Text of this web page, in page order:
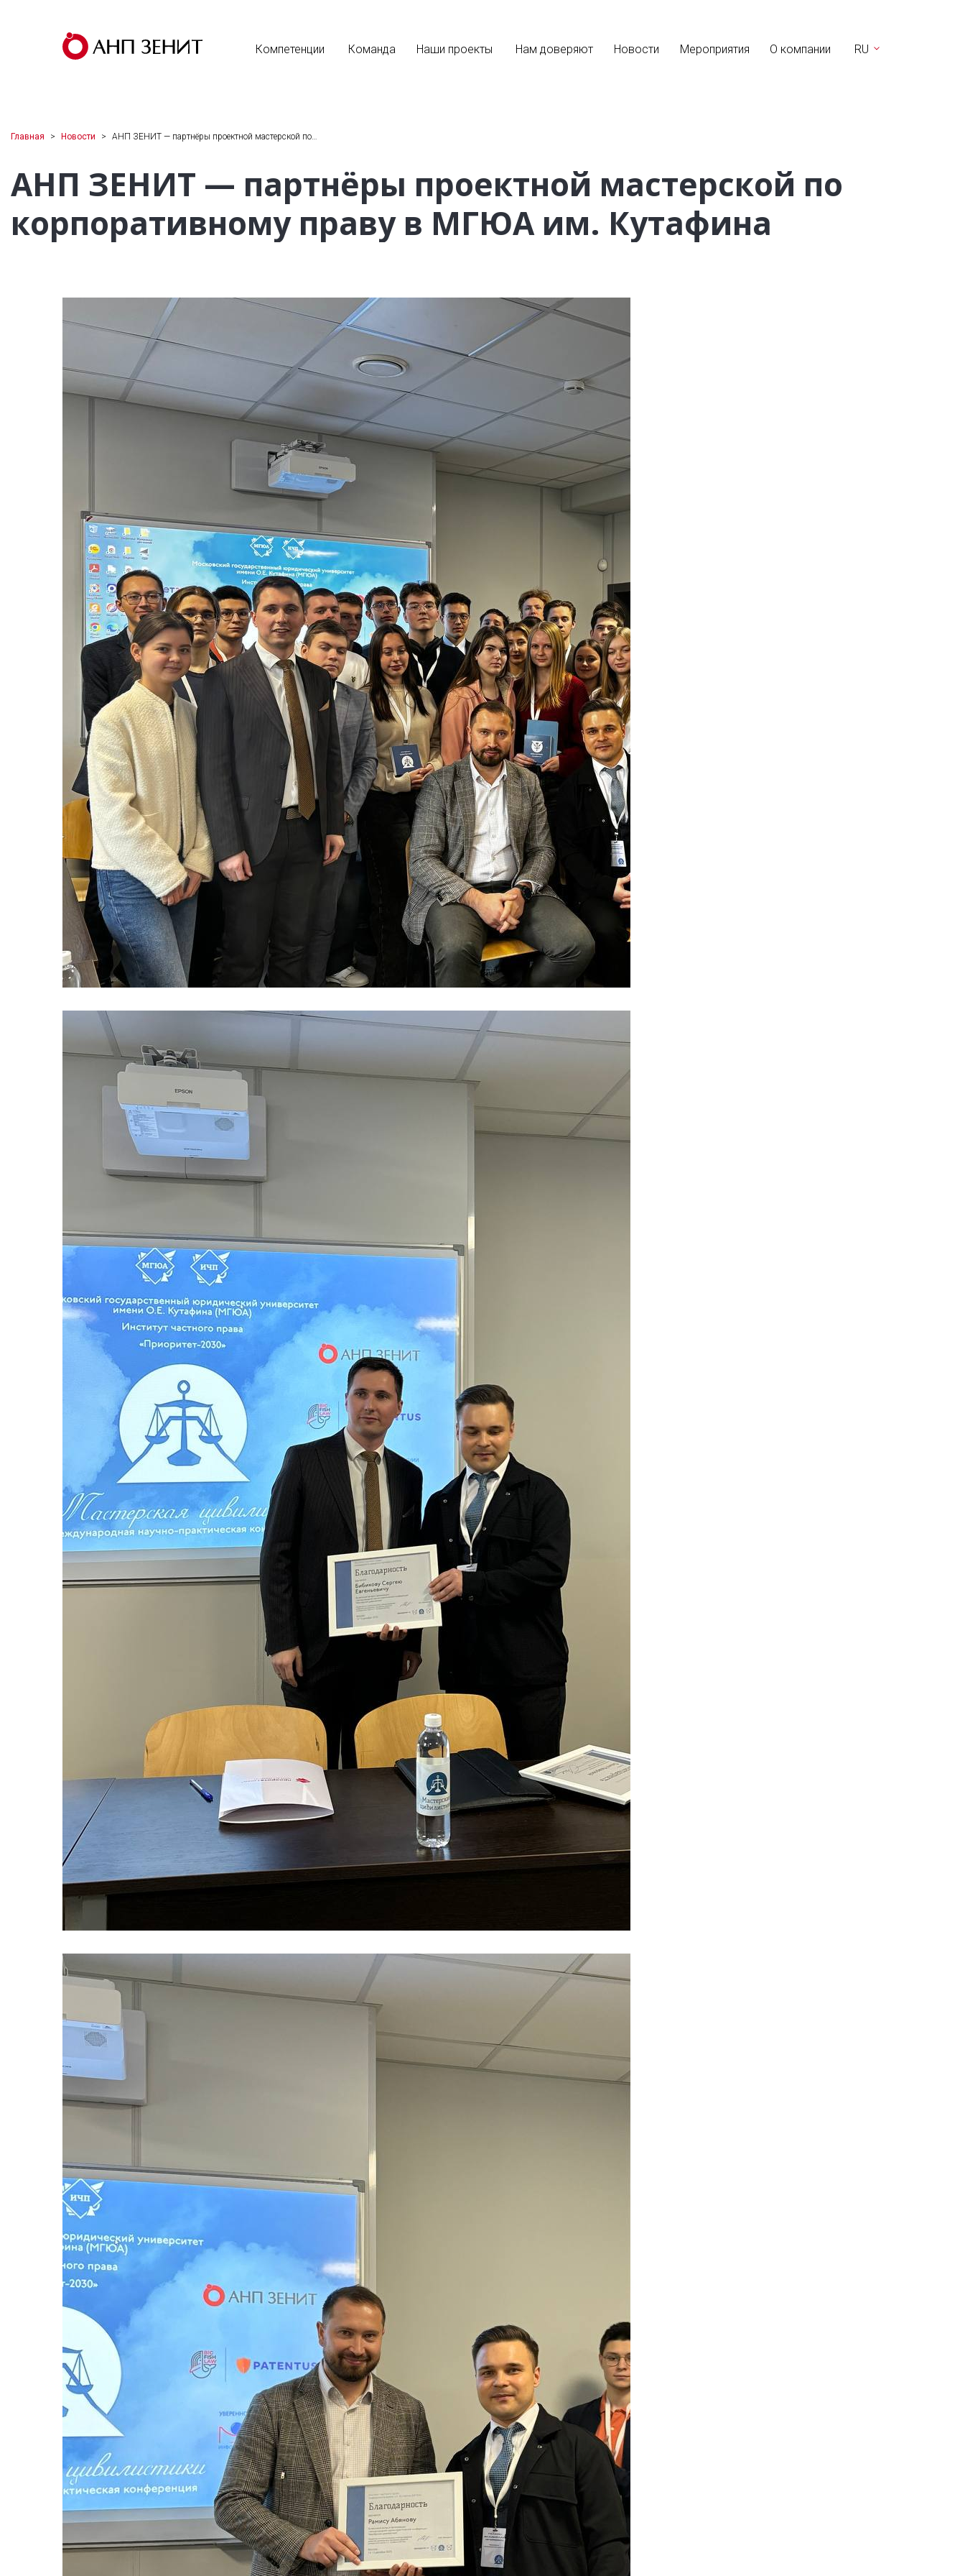
Компетенции Команда Наши проекты Нам доверяют Новости Мероприятия О компании RU
Главная Новости АНП ЗЕНИТ — партнёры проектной мастерской по…
АНП ЗЕНИТ — партнёры проектной мастерской по
корпоративному праву в МГЮА им. Кутафина